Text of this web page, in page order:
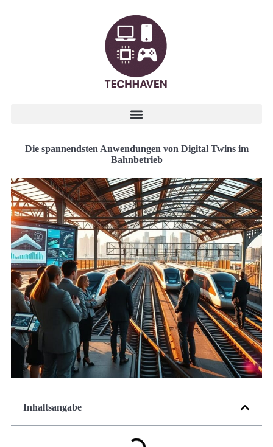
Die spannendsten Anwendungen von Digital Twins im
Bahnbetrieb
Inhaltsangabe